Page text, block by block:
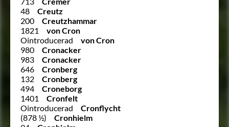
48
Creutz
200
Creutzhammar
1821
von Cron
Ointroducerad
von Cron
980
Cronacker
983
Cronacker
646
Cronberg
132
Cronberg
494
Croneborg
1401
Cronfelt
Ointroducerad
Cronflycht
(878 ½)
Cronhielm